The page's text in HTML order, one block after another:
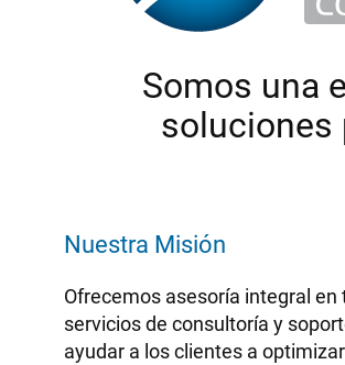
Somos una
soluciones
Nuestra Misión
Ofrecemos asesoría integral
servicios de consultoría y
ayudar a los clientes a